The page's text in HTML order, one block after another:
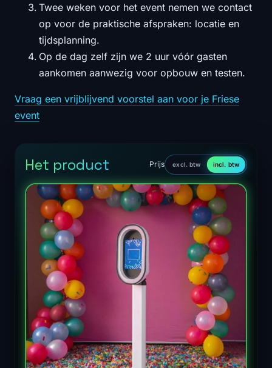
Twee weken voor het event nemen we contact
op voor de praktische afspraken: locatie en
tijdsplanning.
Op de dag zelf zijn we 2 uur vóór gasten
aankomen aanwezig voor opbouw en testen.
Vraag een vrijblijvend voorstel aan voor je Friese
event
Het product Prijs excl. btw incl. btw